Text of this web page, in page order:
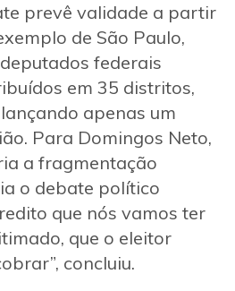
prevê validade a partir
de São Paulo,
federais
em 35 distritos,
apenas um
Para Domingos Neto,
a fragmentação
o debate político
que nós vamos ter
que o eleitor
concluiu.